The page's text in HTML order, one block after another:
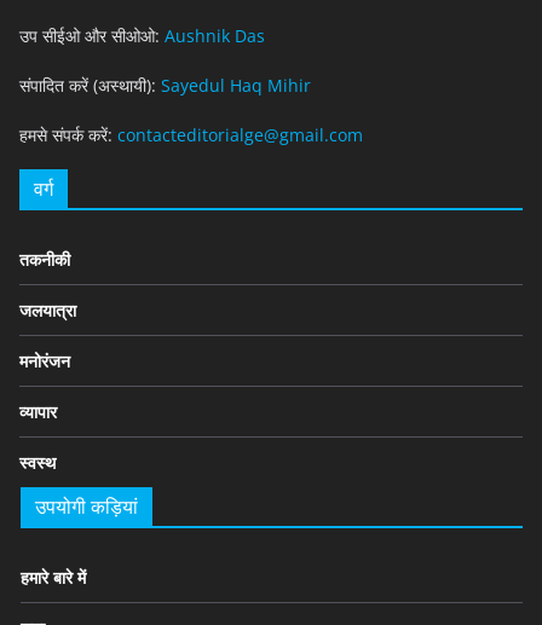
उप सीईओ और सीओओ: Aushnik Das
संपादित करें (अस्थायी): Sayedul Haq Mihir
हमसे संपर्क करें: contacteditorialge@gmail.com
वर्ग
तकनीकी
जलयात्रा
मनोरंजन
व्यापार
स्वस्थ
उपयोगी कड़ियां
हमारे बारे में